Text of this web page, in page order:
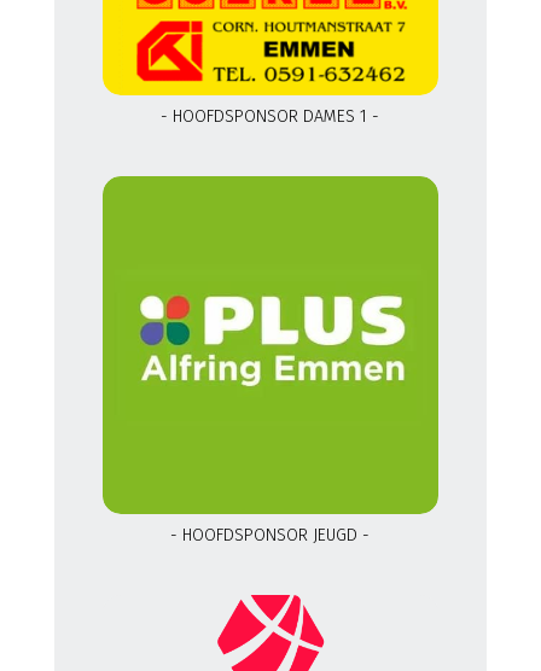
- HOOFDSPONSOR DAMES 1 -
- HOOFDSPONSOR JEUGD -